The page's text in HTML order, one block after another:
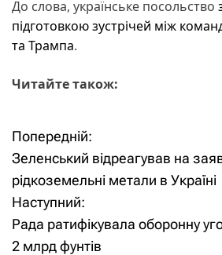
До слова, українське посольство
підготовкою зустрічей між
та Трампа.
Читайте також:
Н
а
в
і
Попередній:
Зеленський відреагував на
рідкоземельні метали в Україні
Наступний:
Рада ратифікувала оборонну
2 млрд фунтів